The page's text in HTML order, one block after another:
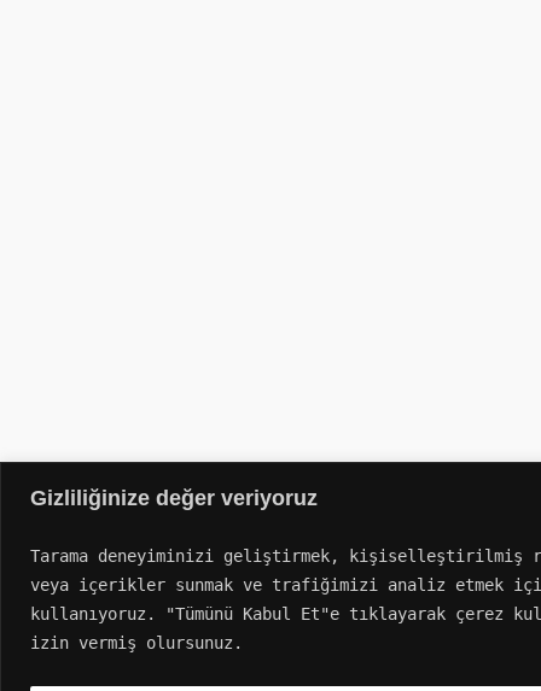
Gizliliğinize değer veriyoruz
Tarama deneyiminizi geliştirmek, kişiselleştirilmiş
veya içerikler sunmak ve trafiğimizi analiz etmek
kullanıyoruz. "Tümünü Kabul Et"e tıklayarak çerez
izin vermiş olursunuz.